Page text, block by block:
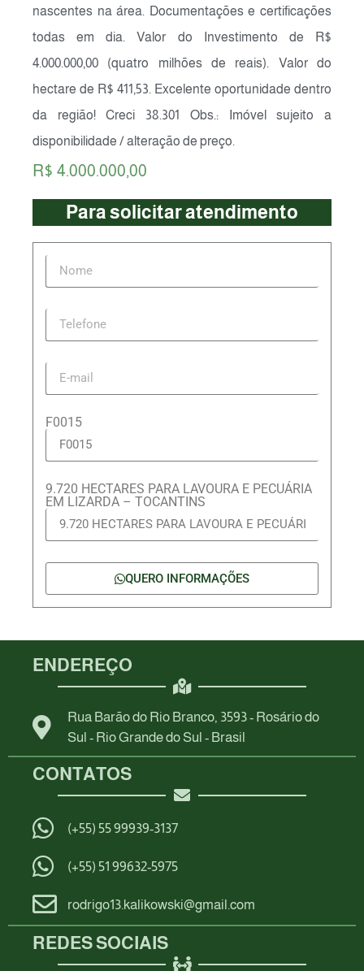
nascentes na área. Documentações e certificações
todas em dia. Valor do Investimento de R$
4.000.000,00 (quatro milhões de reais). Valor do
hectare de R$ 411,53. Excelente oportunidade dentro
da região! Creci 38.301 Obs.: Imóvel sujeito a
disponibilidade / alteração de preço.
R$ 4.000.000,00
Para solicitar atendimento
F0015
9.720 HECTARES PARA LAVOURA E PECUÁRIA
EM LIZARDA – TOCANTINS
QUERO INFORMAÇÕES
ENDEREÇO
Rua Barão do Rio Branco, 3593 - Rosário do
Sul - Rio Grande do Sul - Brasil
CONTATOS
(+55) 55 99939-3137
(+55) 51 99632-5975
rodrigo13.kalikowski@gmail.com
REDES SOCIAIS